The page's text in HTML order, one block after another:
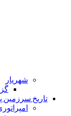
شهریار
تاریخ سرزمین